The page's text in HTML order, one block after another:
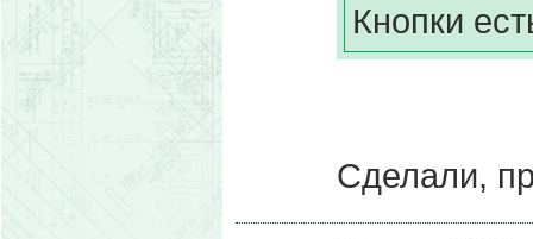
Кнопки
Сделали,